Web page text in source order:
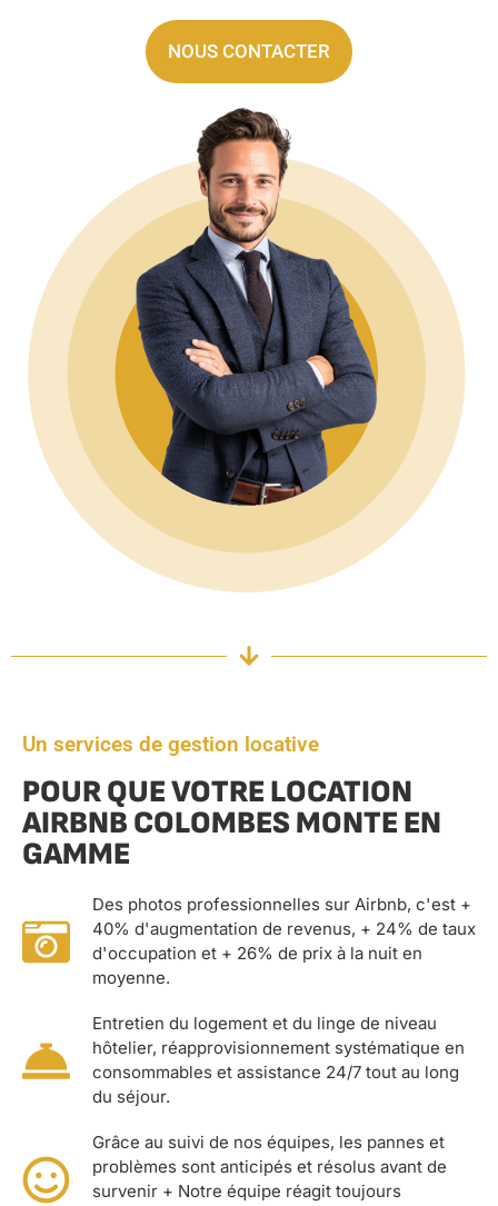
NOUS CONTACTER
Un services de gestion locative
POUR QUE VOTRE LOCATION
AIRBNB COLOMBES MONTE EN
GAMME
Des photos professionnelles sur Airbnb, c'est +
40% d'augmentation de revenus, + 24% de taux
d'occupation et + 26% de prix à la nuit en
moyenne.
Entretien du logement et du linge de niveau
hôtelier, réapprovisionnement systématique en
consommables et assistance 24/7 tout au long
du séjour.
Grâce au suivi de nos équipes, les pannes et
problèmes sont anticipés et résolus avant de
survenir + Notre équipe réagit toujours